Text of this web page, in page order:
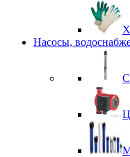
Насосы,